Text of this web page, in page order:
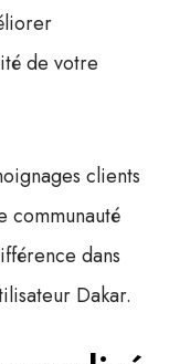
de votre
clients
communauté
dans
Dakar.